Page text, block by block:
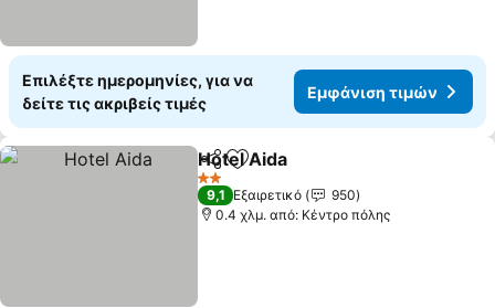
Επιλέξτε ημερομηνίες, για να
δείτε τις ακριβείς τιμές
Εμφάνιση τιμών
Κοινοποίηση
Προσθήκη στα αγαπημένα
Hotel Aida
2 Αστέρια
9,1 Εξαιρετικό
950
0.4 χλμ. από: Κέντρο πόλης